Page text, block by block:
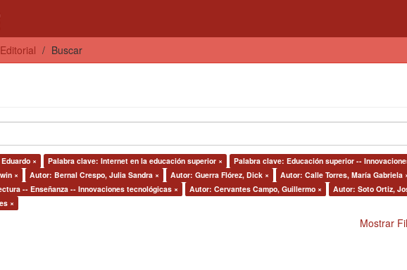
Editorial Buscar
× Palabra clave: Internet en la educación superior ×
Palabra clave: Educación superior --
×
Autor: Bernal Crespo, Julia Sandra × Autor: Guerra Flórez, Dick ×
Autor: Calle Torres, María Gabriela
-- Enseñanza -- Innovaciones tecnológicas ×
Autor: Cervantes Campo, Guillermo ×
Autor: Soto Ortiz,
×
Mostrar